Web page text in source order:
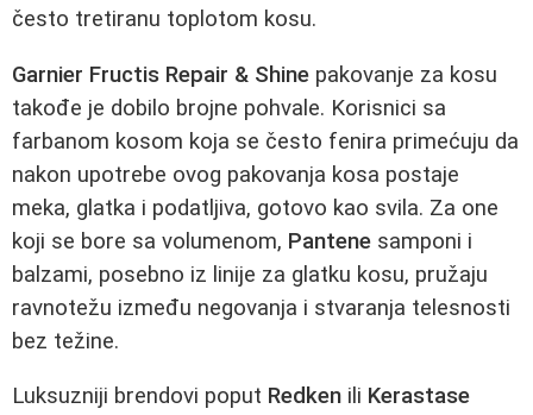
često tretiranu toplotom kosu.
Garnier Fructis Repair & Shine pakovanje za kosu
takođe je dobilo brojne pohvale. Korisnici sa
farbanom kosom koja se često fenira primećuju da
nakon upotrebe ovog pakovanja kosa postaje
meka, glatka i podatljiva, gotovo kao svila. Za one
koji se bore sa volumenom, Pantene samponi i
balzami, posebno iz linije za glatku kosu, pružaju
ravnotežu između negovanja i stvaranja telesnosti
bez težine.
Luksuzniji brendovi poput Redken ili Kerastase